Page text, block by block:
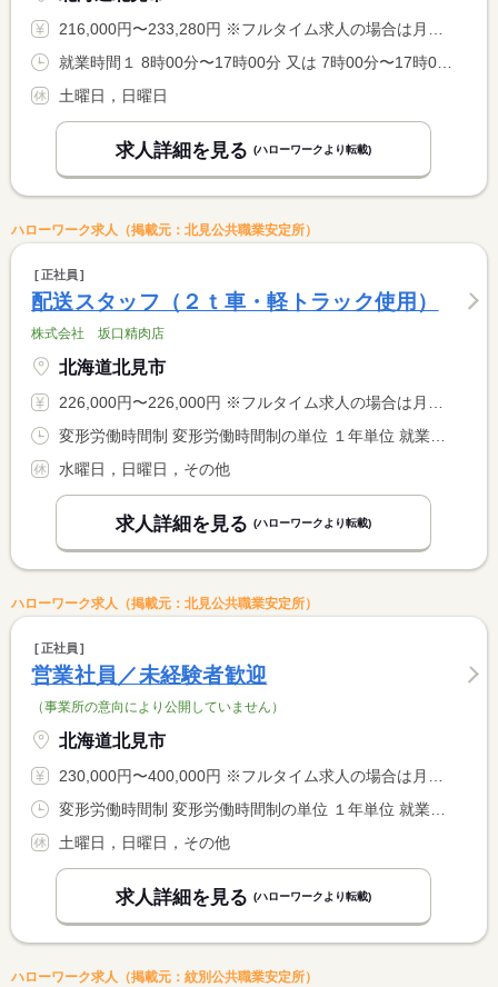
216,000円〜233,280円 ※フルタイム求人の場合は月額（換算額）、パート求人の場合は時間額を表示しています。
土曜日，日曜日
求人詳細を見る (ハローワークより転載)
ハローワーク求人（掲載元：北見公共職業安定所）
正社員
配送スタッフ（２ｔ車・軽トラック使用）
株式会社 坂口精肉店
北海道北見市
226,000円〜226,000円 ※フルタイム求人の場合は月額（換算額）、パート求人の場合は時間額を表示しています。
水曜日，日曜日，その他
求人詳細を見る (ハローワークより転載)
ハローワーク求人（掲載元：北見公共職業安定所）
正社員
営業社員／未経験者歓迎
（事業所の意向により公開していません）
北海道北見市
230,000円〜400,000円 ※フルタイム求人の場合は月額（換算額）、パート求人の場合は時間額を表示しています。
土曜日，日曜日，その他
求人詳細を見る (ハローワークより転載)
ハローワーク求人（掲載元：紋別公共職業安定所）